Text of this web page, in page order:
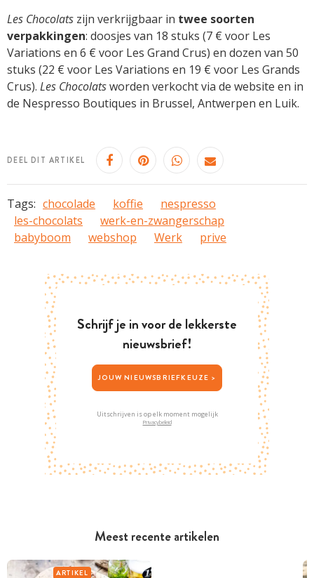
Meest recente artikelen
ARTIKEL
Les Chocolats zijn verkrijgbaar in twee soorten
verpakkingen: doosjes van 18 stuks (7 € voor Les
Variations en 6 € voor Les Grand Crus) en dozen van 50
stuks (22 € voor Les Variations en 19 € voor Les Grands
Crus). Les Chocolatsworden verkocht via de website en in
de Nespresso Boutiques in Brussel, Antwerpen en Luik.
DEEL DIT ARTIKEL
Tags: chocolade koffie
nespresso
les-chocolats
werk-en-zwangerschap
babyboom
webshop Werk prive
Schrijf je in voor de lekkerste
nieuwsbrief!
JOUW NIEUWSBRIEFKEUZE >
Uitschrijven is op elk moment mogelijk
Privacybeleid